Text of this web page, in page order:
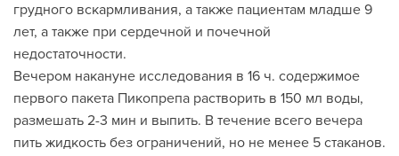
грудного вскармливания, а также пациентам младше 9
лет, а также при сердечной и почечной
недостаточности.
Вечером накануне исследования в 16 ч. содержимое
первого пакета Пикопрепа растворить в 150 мл воды,
размешать 2-3 мин и выпить. В течение всего вечера
пить жидкость без ограничений, но не менее 5 стаканов.